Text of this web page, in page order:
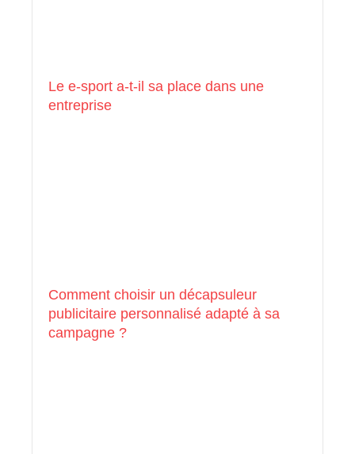
Le e-sport a-t-il sa place dans une
entreprise
Comment choisir un décapsuleur
publicitaire personnalisé adapté à sa
campagne ?